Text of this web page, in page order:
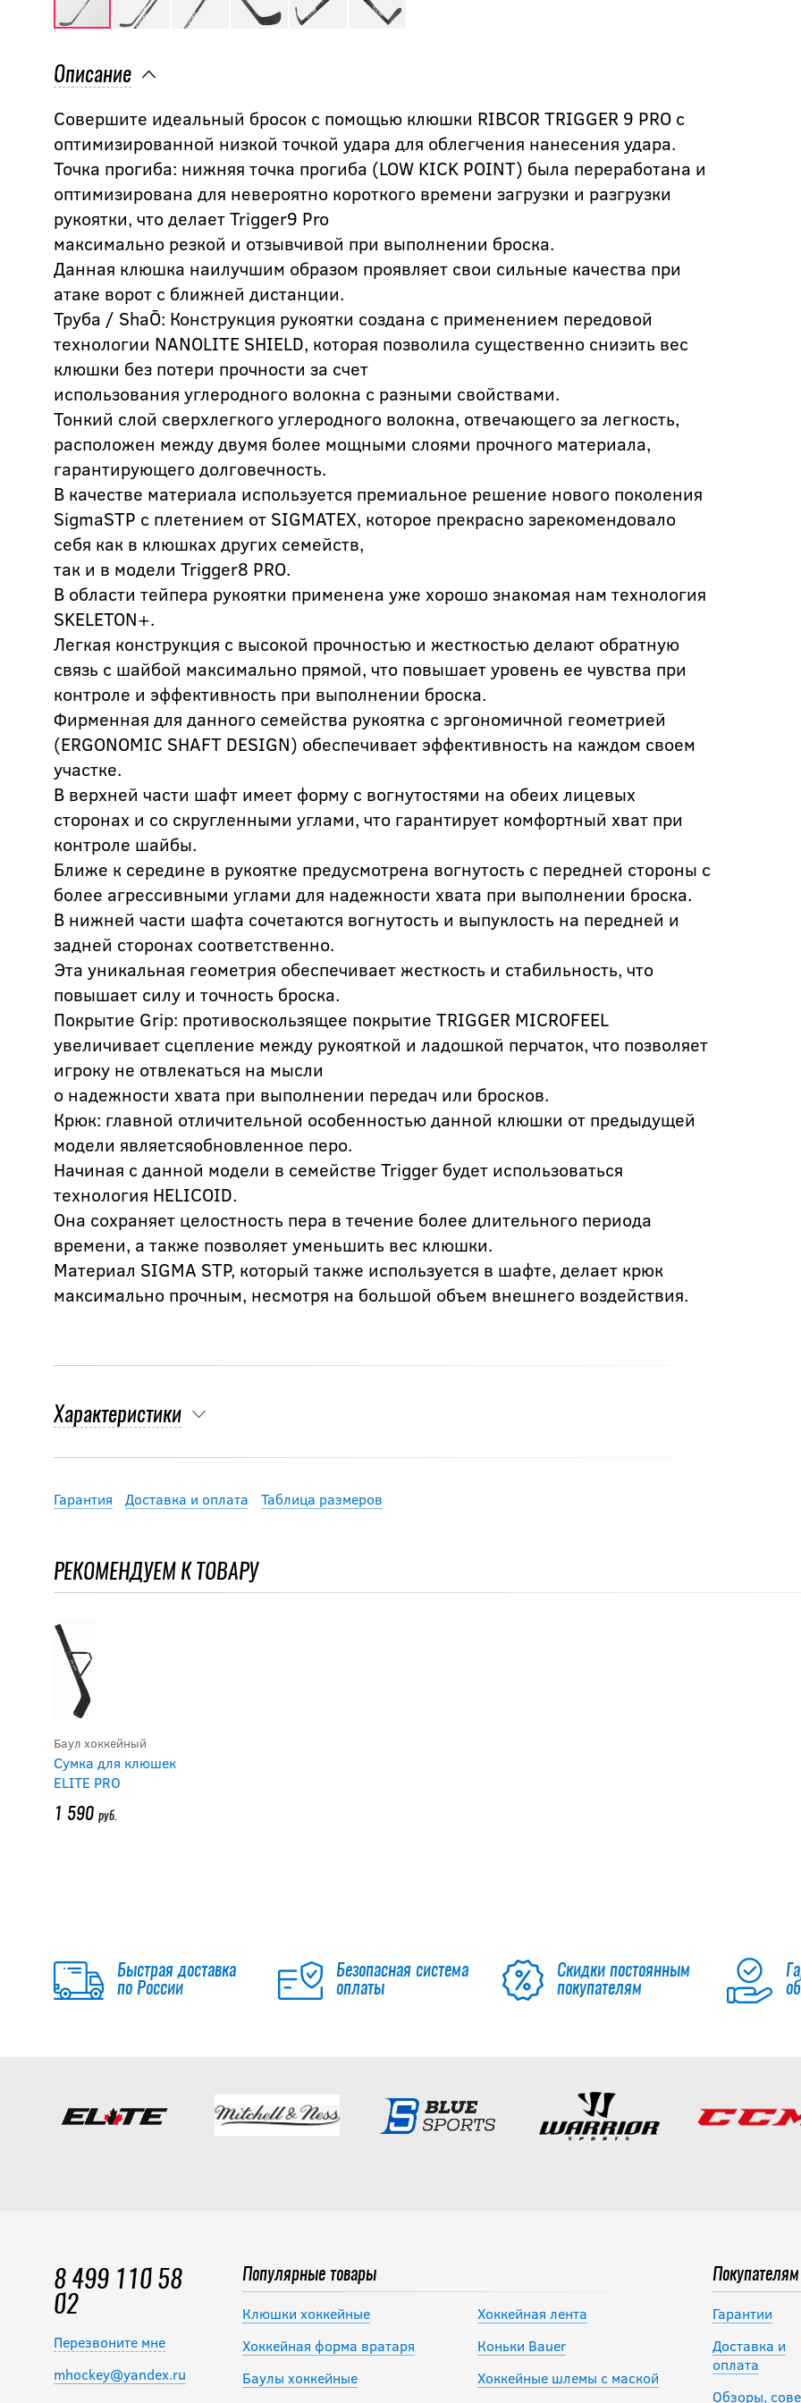
Описание
Совершите идеальный бросок с помощью клюшки RIBCOR TRIGGER 9 PRO с
оптимизированной низкой точкой удара для облегчения нанесения удара.
Точка прогиба: нижняя точка прогиба (LOW KICK POINT) была переработана и
оптимизирована для невероятно короткого времени загрузки и разгрузки
рукоятки, что делает Trigger9 Pro
максимально резкой и отзывчивой при выполнении броска.
Данная клюшка наилучшим образом проявляет свои сильные качества при
атаке ворот с ближней дистанции.
Труба / ShaŌ: Конструкция рукоятки создана с применением передовой
технологии NANOLITE SHIELD, которая позволила существенно снизить вес
клюшки без потери прочности за счет
использования углеродного волокна с разными свойствами.
Тонкий слой сверхлегкого углеродного волокна, отвечающего за легкость,
расположен между двумя более мощными слоями прочного материала,
гарантирующего долговечность.
В качестве материала используется премиальное решение нового поколения
SigmaSTP с плетением от SIGMATEX, которое прекрасно зарекомендовало
себя как в клюшках других семейств,
так и в модели Trigger8 PRO.
В области тейпера рукоятки применена уже хорошо знакомая нам технология
SKELETON+.
Легкая конструкция с высокой прочностью и жесткостью делают обратную
связь с шайбой максимально прямой, что повышает уровень ее чувства при
контроле и эффективность при выполнении броска.
Фирменная для данного семейства рукоятка с эргономичной геометрией
(ERGONOMIC SHAFT DESIGN) обеспечивает эффективность на каждом своем
участке.
В верхней части шафт имеет форму с вогнутостями на обеих лицевых
сторонах и со скругленными углами, что гарантирует комфортный хват при
контроле шайбы.
Ближе к середине в рукоятке предусмотрена вогнутость с передней стороны с
более агрессивными углами для надежности хвата при выполнении броска.
В нижней части шафта сочетаются вогнутость и выпуклость на передней и
задней сторонах соответственно.
Эта уникальная геометрия обеспечивает жесткость и стабильность, что
повышает силу и точность броска.
Покрытие Grip: противоскользящее покрытие TRIGGER MICROFEEL
увеличивает сцепление между рукояткой и ладошкой перчаток, что позволяет
игроку не отвлекаться на мысли
о надежности хвата при выполнении передач или бросков.
Крюк: главной отличительной особенностью данной клюшки от предыдущей
модели являетсяобновленное перо.
Начиная с данной модели в семействе Trigger будет использоваться
технология HELICOID.
Она сохраняет целостность пера в течение более длительного периода
времени, а также позволяет уменьшить вес клюшки.
Материал SIGMA STP, который также используется в шафте, делает крюк
максимально прочным, несмотря на большой объем внешнего воздействия.
Характеристики
Гарантия Доставка и оплата Таблица размеров
РЕКОМЕНДУЕМ К ТОВАРУ
Баул хоккейный
Сумка для клюшек
ELITE PRO
1 590 руб.
Быстрая доставка
по России
Безопасная система
оплаты
Скидки постоянным
покупателям
8 499 110 58
02
Перезвоните мне
mhockey@yandex.ru
Популярные товары
Клюшки хоккейные
Хоккейная форма вратаря
Баулы хоккейные
Хоккейная лента
Коньки Bauer
Хоккейные шлемы с маской
Покупателям
Гарантии
Доставка и
оплата
Обзоры,